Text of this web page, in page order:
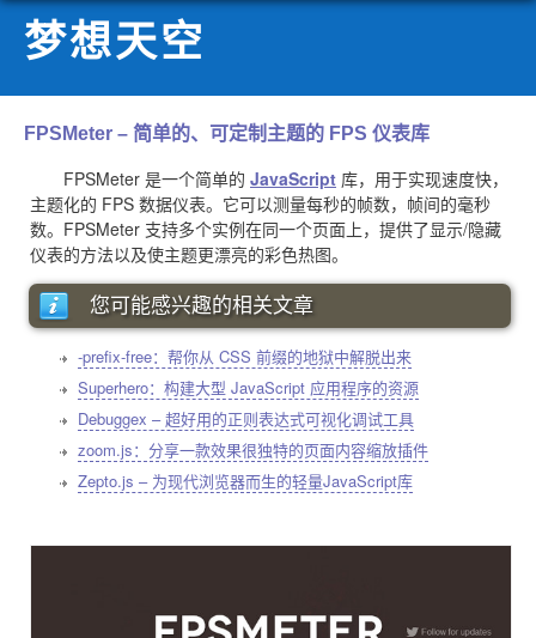
梦想天空
FPSMeter – 简单的、可定制主题的 FPS 仪表库
FPSMeter 是一个简单的 JavaScript 库，用于实现速度快，
主题化的 FPS 数据仪表。它可以测量每秒的帧数，帧间的毫秒
数。FPSMeter 支持多个实例在同一个页面上，提供了显示/隐藏
仪表的方法以及使主题更漂亮的彩色热图。
您可能感兴趣的相关文章
-prefix-free：帮你从 CSS 前缀的地狱中解脱出来
Superhero：构建大型 JavaScript 应用程序的资源
Debuggex – 超好用的正则表达式可视化调试工具
zoom.js：分享一款效果很独特的页面内容缩放插件
Zepto.js – 为现代浏览器而生的轻量JavaScript库